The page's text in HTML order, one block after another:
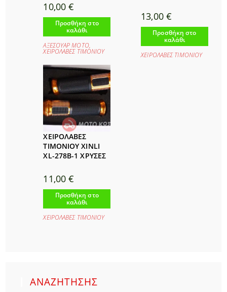
10,00€
Προσθήκη στο
καλάθι
ΑΞΕΣΟΥΑΡ ΜΟΤΟ,
ΧΕΙΡΟΛΑΒΕΣ ΤΙΜΟΝΙΟΥ
13,00 €
Προσθήκη στο
καλάθι
ΧΕΙΡΟΛΑΒΕΣ ΤΙΜΟΝΙΟΥ
ΧΕΙΡΟΛΑΒΕΣ
ΤΙΜΟΝΙΟΥ XINLI
XL-278B-1 ΧΡΥΣΕΣ
11,00€
Προσθήκη στο
καλάθι
ΧΕΙΡΟΛΑΒΕΣ ΤΙΜΟΝΙΟΥ
ΑΝΑΖΗΤΗΣΗΣ